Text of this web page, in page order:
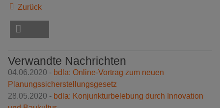
Zurück
Verwandte Nachrichten
04.06.2020 - bdla: Online-Vortrag zum neuen
Planungssicherstellungsgesetz
28.05.2020 - bdla: Konjunkturbelebung durch Innovation